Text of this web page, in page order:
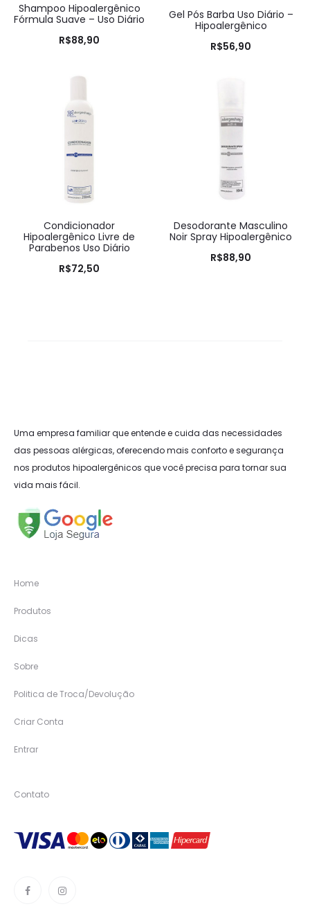
Shampoo Hipoalergênico
Fórmula Suave – Uso Diário
R$88,90
Gel Pós Barba Uso Diário –
Hipoalergênico
R$56,90
Condicionador
Hipoalergênico Livre de
Parabenos Uso Diário
R$72,50
Desodorante Masculino
Noir Spray Hipoalergênico
R$88,90
Uma empresa familiar que entende e cuida das necessidades
das pessoas alérgicas, oferecendo mais conforto e segurança
nos produtos hipoalergênicos que você precisa para tornar sua
vida mais fácil.
Home
Produtos
Dicas
Sobre
Politica de Troca/Devolução
Criar Conta
Entrar
Contato